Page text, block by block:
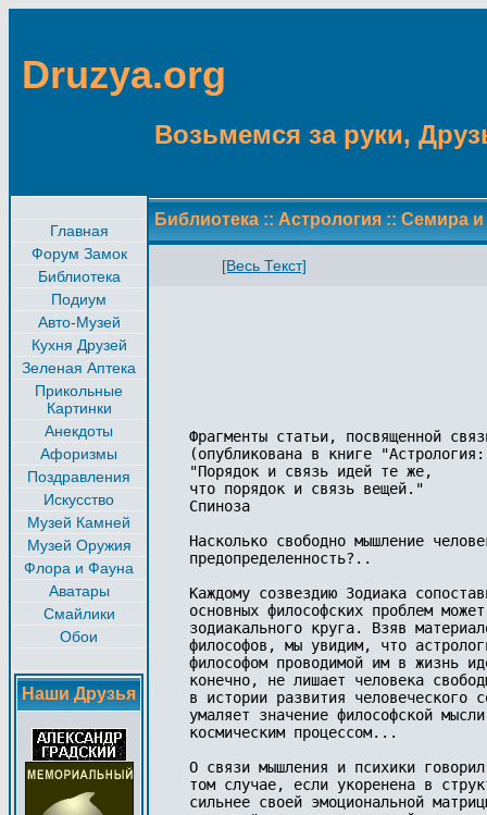
Druzya.org
Возьмемся за руки,
Главная
Форум Замок
Библиотека
Подиум
Авто-Музей
Кухня Друзей
Зеленая Аптека
Прикольные
Картинки
Анекдоты
Афоризмы
Поздравления
Искусство
Музей Камней
Музей Оружия
Флора и Фауна
Аватары
Смайлики
Обои
Наши Друзья
Библиотека :: Астрология :: Семира
[Весь Текст]
Фрагменты статьи, посвященной
(опубликована в книге
"Порядок и связь идей те же,
что порядок и связь вещей."
Спиноза
Насколько свободно мышление
предопределенность?..
Каждому созвездию Зодиака
основных философских проблем
зодиакального круга. Взяв
философов, мы увидим, что
философом проводимой им в жизнь
конечно, не лишает человека
в истории развития
умаляет значение философской
космическим процессом...
О связи мышления и психики
том случае, если укоренена в
сильнее своей эмоциональной